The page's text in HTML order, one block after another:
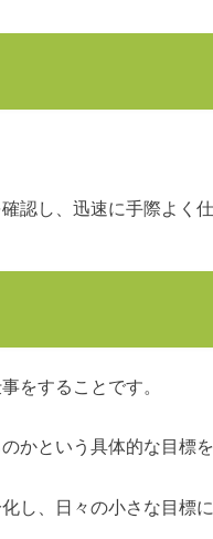
認し、迅速に手際よく
をすることです。
かという具体的な目標
し、日々の小さな目標